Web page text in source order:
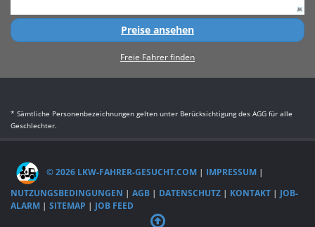
Preise ansehen
Freie Fahrer finden
* Sämtliche Personenbezeichnungen gelten unter Berücksichtigung des AGG für alle
Geschlechter.
© 2026 LKW-FAHRER-GESUCHT.COM | IMPRESSUM |
NUTZUNGSBEDINGUNGEN | AGB | DATENSCHUTZ | KONTAKT | JOB-
ALARM | SITEMAP | JOB FEED